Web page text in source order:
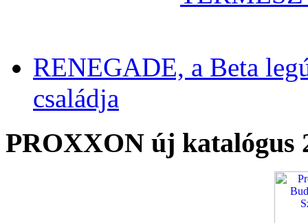
RENEGADE, a Beta
családja
PROXXON új katalógus